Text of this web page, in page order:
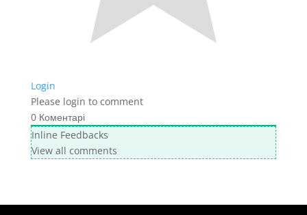
Login
Please login to comment
0Коментарі
Inline Feedbacks
View all comments